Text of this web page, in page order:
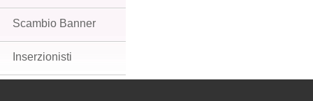
Scambio Banner
Inserzionisti